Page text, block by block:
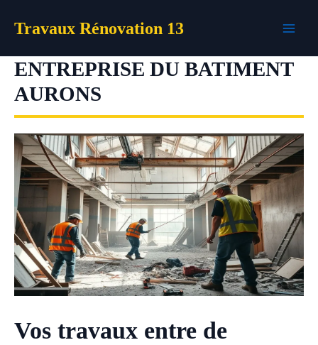
Travaux Rénovation 13
ENTREPRISE DU BATIMENT
AURONS
Vos travaux entre de